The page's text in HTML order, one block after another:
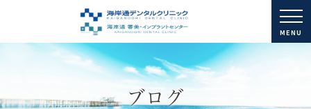
MENU
ブログ